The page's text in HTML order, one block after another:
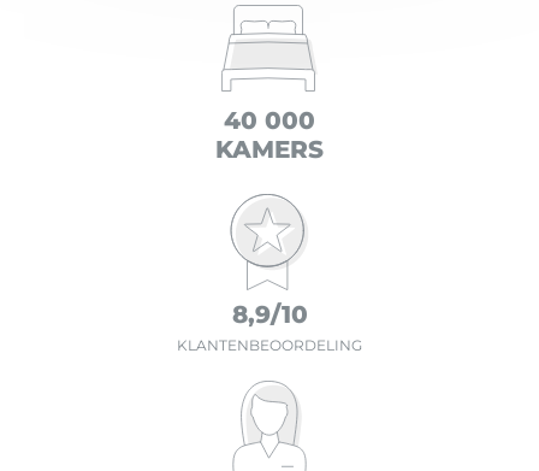
40 000
KAMERS
8,9/10
KLANTENBEOORDELING